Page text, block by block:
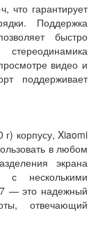
что гарантирует
Поддержка
быстро
видео и
поддерживает
корпусу, Xiaomi
в любом
экрана
с несколькими
— это надежный
отвечающий